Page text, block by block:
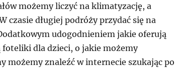
możemy liczyć na klimatyzację, a
czasie długiej podróży przydać się na
udogodnieniem jakie oferują
dla dzieci, o jakie możemy
możemy znaleźć w internecie szukając po